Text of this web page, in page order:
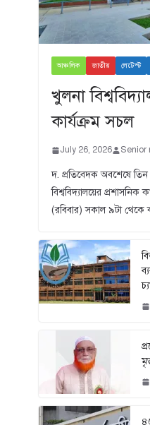
আঞ্চলিক জাতীয় লেটেস্ট
খুলনা
কার্যক্রম সচল
July 26, 2026 Senior
দ. প্রতিবেদক অবশেষে
বিশ্ববিদ্যালয়ের
(রবিবার) সকাল ৯টা থেকে